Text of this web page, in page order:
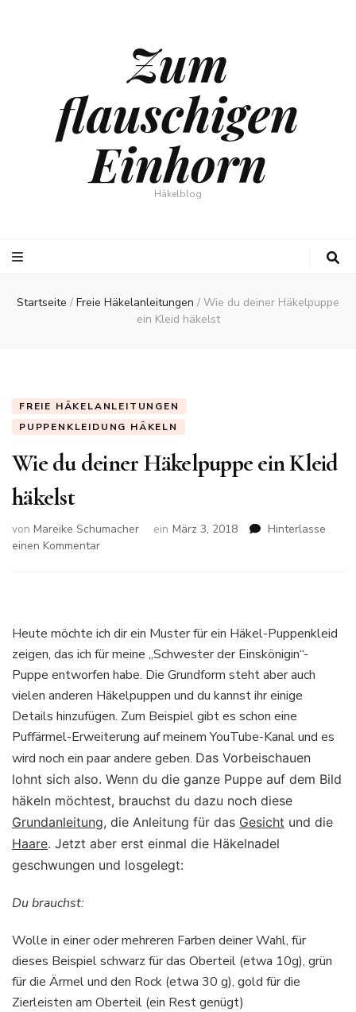
Zum
flauschigen
Einhorn
Häkelblog
Startseite / Freie Häkelanleitungen / Wie du deiner Häkelpuppe
ein Kleid häkelst
FREIE HÄKELANLEITUNGEN
PUPPENKLEIDUNG HÄKELN
Wie du deiner Häkelpuppe ein Kleid
häkelst
von Mareike Schumacher ein März 3, 2018
Hinterlasse
einen Kommentarzu
ein
häkelst
Heute möchte ich dir ein Muster für ein Häkel-Puppenkleid
zeigen, das ich für meine „Schwester der Einskönigin“-
Puppe entworfen habe. Die Grundform steht aber auch
vielen anderen Häkelpuppen und du kannst ihr einige
Details hinzufügen. Zum Beispiel gibt es schon eine
Puffärmel-Erweiterung auf meinem YouTube-Kanal und es
wird noch ein paar andere geben. Das Vorbeischauen
lohnt sich also. Wenn du die ganze Puppe auf dem Bild
häkeln möchtest, brauchst du dazu noch diese
Grundanleitung, die Anleitung für das Gesicht und die
Haare. Jetzt aber erst einmal die Häkelnadel
geschwungen und losgelegt:
Du brauchst:
Wolle in einer oder mehreren Farben deiner Wahl, für
dieses Beispiel schwarz für das Oberteil (etwa 10g), grün
für die Ärmel und den Rock (etwa 30 g), gold für die
Zierleisten am Oberteil (ein Rest genügt)